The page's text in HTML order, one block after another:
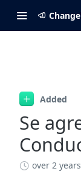
Added
Se
over 2